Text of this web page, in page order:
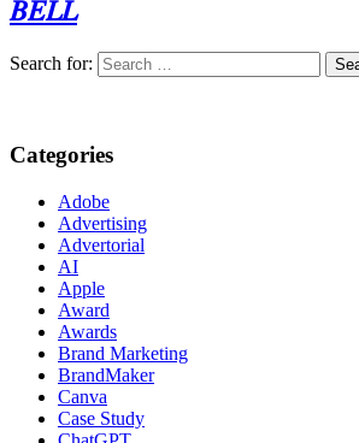
𝐵𝐸𝐿𝐿
Search for:
Categories
Adobe
Advertising
Advertorial
AI
Apple
Award
Awards
Brand Marketing
BrandMaker
Canva
Case Study